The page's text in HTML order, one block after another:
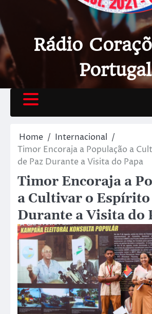
Rádio
Portugal
Home
Internacional
Timor Encoraja a População a
de Paz Durante a Visita do Papa
Timor Encoraja a
a Cultivar o Espírito
Durante a Visita do